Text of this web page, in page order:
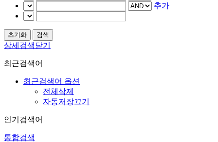
추가
상세검색닫기
최근검색어
최근검색어 옵션
전체삭제
자동저장끄기
인기검색어
통합검색